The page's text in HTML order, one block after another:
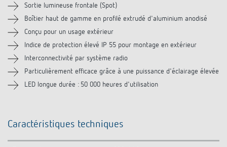
Téléchargements
Vidéos
Accessoires
Produits similaires
Sortie lumineuse frontale (Spot)
Boîtier haut de gamme en profilé extrudé d'aluminium anodisé
Conçu pour un usage extérieur
Indice de protection élevé IP 55 pour montage en extérieur
Interconnectivité par système radio
Particulièrement efficace grâce à une puissance d'éclairage élevée
LED longue durée : 50 000 heures d'utilisation
Caractéristiques techniques